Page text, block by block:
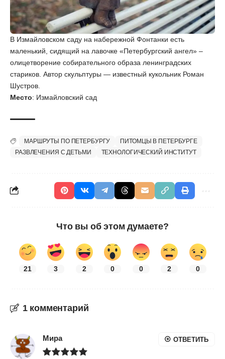
В Измайловском саду на набережной Фонтанки есть
маленький, сидящий на лавочке «Петербургский ангел» –
олицетворение собирательного образа ленинградских
стариков. Автор скульптуры — известный кукольник Роман
Шустров.
Место: Измайловский сад
МАРШРУТЫ ПО ПЕТЕРБУРГУ
ПИТОМЦЫ В ПЕТЕРБУРГЕ
РАЗВЛЕЧЕНИЯ С ДЕТЬМИ
ТЕХНОЛОГИЧЕСКИЙ ИНСТИТУТ
Что вы об этом думаете?
21 3 2 0 0 2 0
1 комментарий
Мира ОТВЕТИТЬ